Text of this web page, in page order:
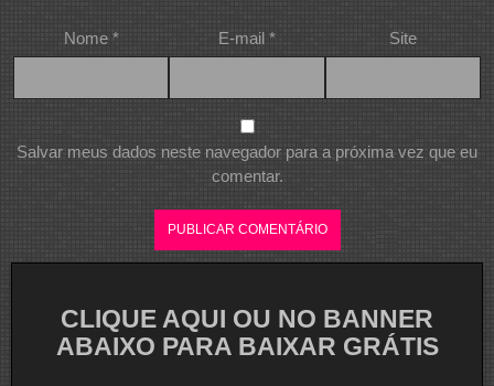
Nome * E-mail * Site
Salvar meus dados neste navegador para a próxima vez que eu
comentar.
CLIQUE AQUI OU NO BANNER
ABAIXO PARA BAIXAR GRÁTIS